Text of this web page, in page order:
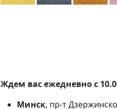
Ждем вас ежедневно с
Минск, пр-т